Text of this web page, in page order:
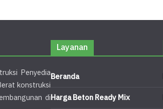
Penyedia
konstruksi
di
Layanan
Beranda
Harga Beton Ready Mix